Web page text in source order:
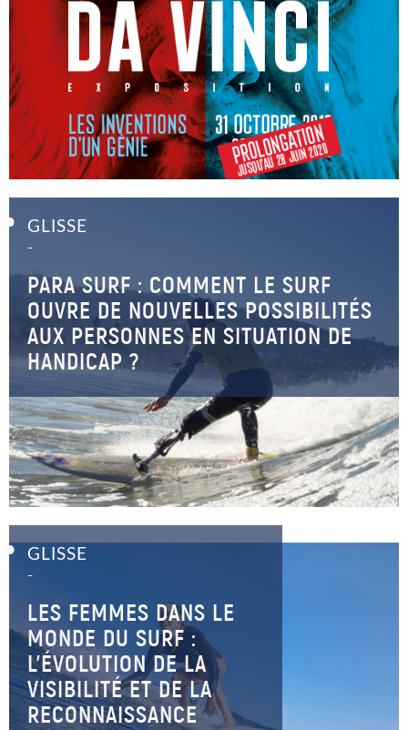
GLISSE
–
PARA SURF : COMMENT LE SURF
OUVRE DE NOUVELLES POSSIBILITÉS
AUX PERSONNES EN SITUATION DE
HANDICAP ?
GLISSE
–
LES FEMMES DANS LE
MONDE DU SURF :
L’ÉVOLUTION DE LA
VISIBILITÉ ET DE LA
RECONNAISSANCE